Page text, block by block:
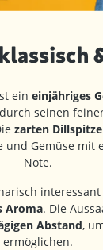
ein einjähriges
seinen
zarten
und Gemüse
Note.
interessant
Aroma. Die
Abstand,
ermöglichen.